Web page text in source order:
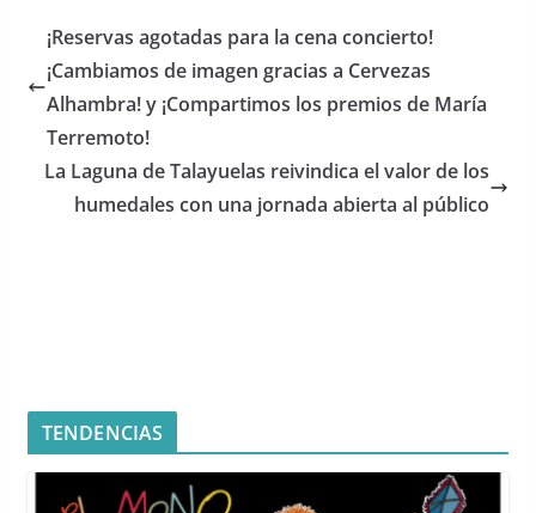
e
b
o
o
k
er s
A
p
¡Reservas agotadas para la cena concierto!
¡Cambiamos de imagen gracias a Cervezas
Alhambra! y ¡Compartimos los premios de María
Terremoto!
La Laguna de Talayuelas reivindica el valor de los
humedales con una jornada abierta al público
TENDENCIAS